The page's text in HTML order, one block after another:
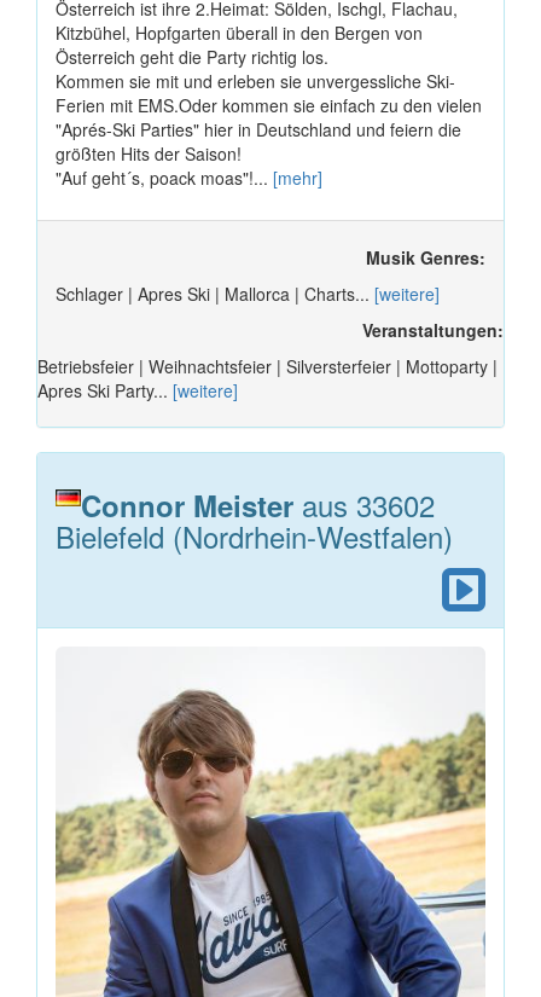
Österreich ist ihre 2.Heimat: Sölden, Ischgl, Flachau,
Kitzbühel, Hopfgarten überall in den Bergen von
Österreich geht die Party richtig los.
Kommen sie mit und erleben sie unvergessliche Ski-
Ferien mit EMS.Oder kommen sie einfach zu den vielen
"Aprés-Ski Parties" hier in Deutschland und feiern die
größten Hits der Saison!
"Auf geht´s, poack moas"!... [mehr]
Musik Genres:
Schlager | Apres Ski | Mallorca | Charts... [weitere]
Veranstaltungen:
Betriebsfeier | Weihnachtsfeier | Silversterfeier | Mottoparty |
Apres Ski Party... [weitere]
Connor Meister aus 33602
Bielefeld (Nordrhein-Westfalen)